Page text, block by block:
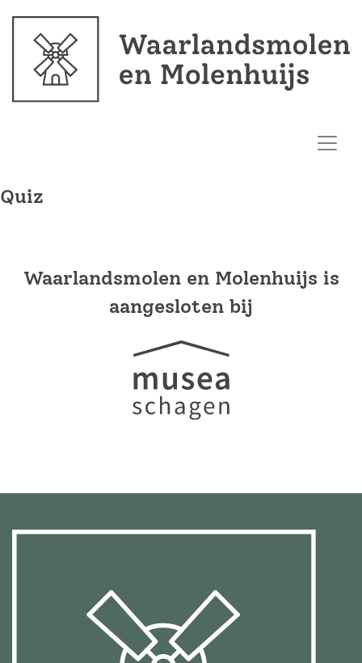
Quiz
Waarlandsmolen en Molenhuijs is
aangesloten bij